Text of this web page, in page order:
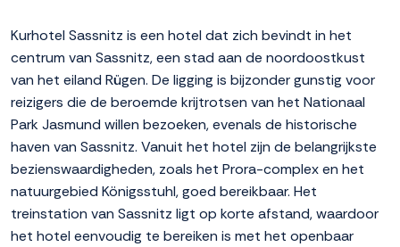
Kurhotel Sassnitz is een hotel dat zich bevindt in het
centrum van Sassnitz, een stad aan de noordoostkust
van het eiland Rügen. De ligging is bijzonder gunstig voor
reizigers die de beroemde krijtrotsen van het Nationaal
Park Jasmund willen bezoeken, evenals de historische
haven van Sassnitz. Vanuit het hotel zijn de belangrijkste
bezienswaardigheden, zoals het Prora-complex en het
natuurgebied Königsstuhl, goed bereikbaar. Het
treinstation van Sassnitz ligt op korte afstand, waardoor
het hotel eenvoudig te bereiken is met het openbaar